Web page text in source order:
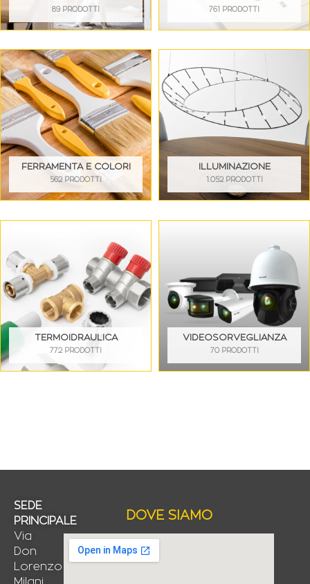
89 PRODOTTI 761 PRODOTTI
FERRAMENTA E COLORI
562 PRODOTTI
ILLUMINAZIONE
1.052 PRODOTTI
TERMOIDRAULICA
772 PRODOTTI
VIDEOSORVEGLIANZA
70 PRODOTTI
SEDE
PRINCIPALE
Via
Don
Lorenzo
Milani,
DOVE SIAMO